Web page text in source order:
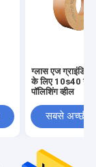
ग्लास एज ग्राइंडिंग
के लिए 10s40
पॉलिशिंग व्हील
सबसे अच्छी